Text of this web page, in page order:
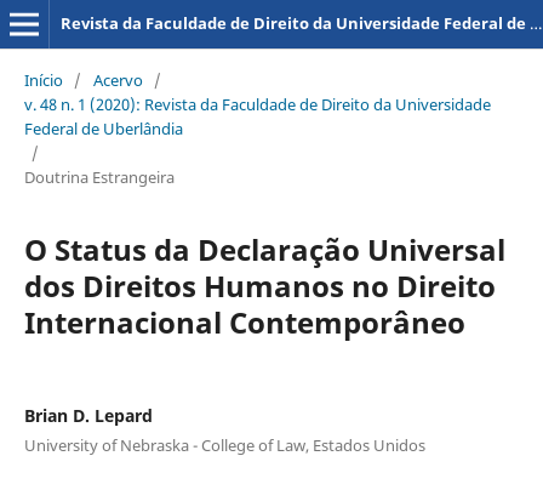
Revista da Faculdade de Direito da Universidade Federal de Uberlândia
Início / Acervo /
v. 48 n. 1 (2020): Revista da Faculdade de Direito da Universidade
Federal de Uberlândia
/
Doutrina Estrangeira
O Status da Declaração Universal
dos Direitos Humanos no Direito
Internacional Contemporâneo
Brian D. Lepard
University of Nebraska - College of Law, Estados Unidos